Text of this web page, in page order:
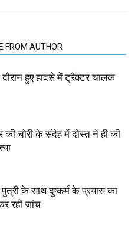
FROM AUTHOR
हुए हादसे में ट्रैक्टर चालक
की चोरी के संदेह में दोस्त ने ही की
पुत्री के साथ दुष्कर्म के प्रयास का
रही जांच